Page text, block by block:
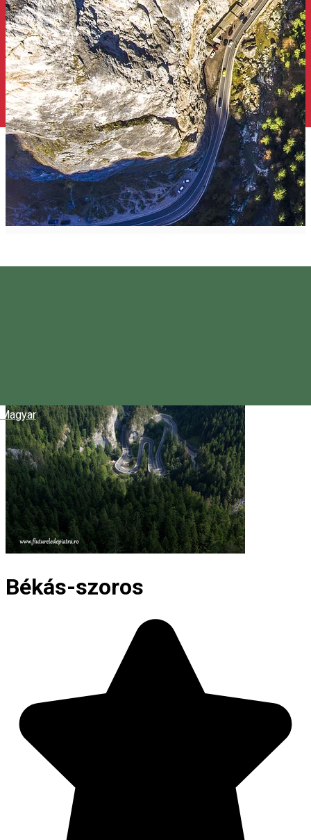
Magyar
Békás-szoros